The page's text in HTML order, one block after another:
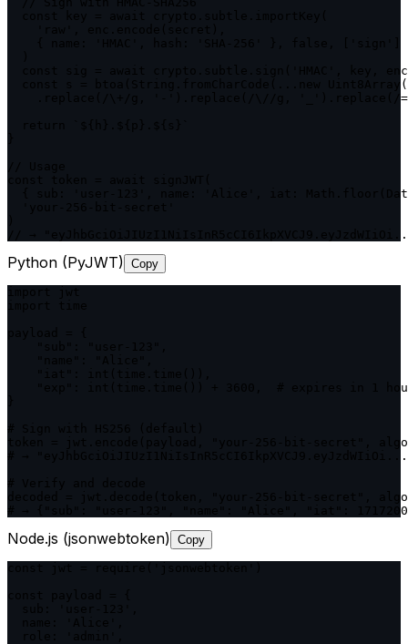
const sig = await crypto.subtle.sign('HMAC', key,
const s = btoa(String.fromCharCode(...new
.replace(/\+/g, '-').replace(/\//g, '_').replace(/
{ sub: 'user-123', name: 'Alice', iat:
// →
Python (PyJWT) Copy
"exp": int(time.time()) + 3600,  # expires in 1
token = jwt.encode(payload, "your-256-bit-secret",
# →
decoded = jwt.decode(token, "your-256-bit-secret",
# → {"sub": "user-123", "name": "Alice", "iat":
Node.js (jsonwebtoken) Copy